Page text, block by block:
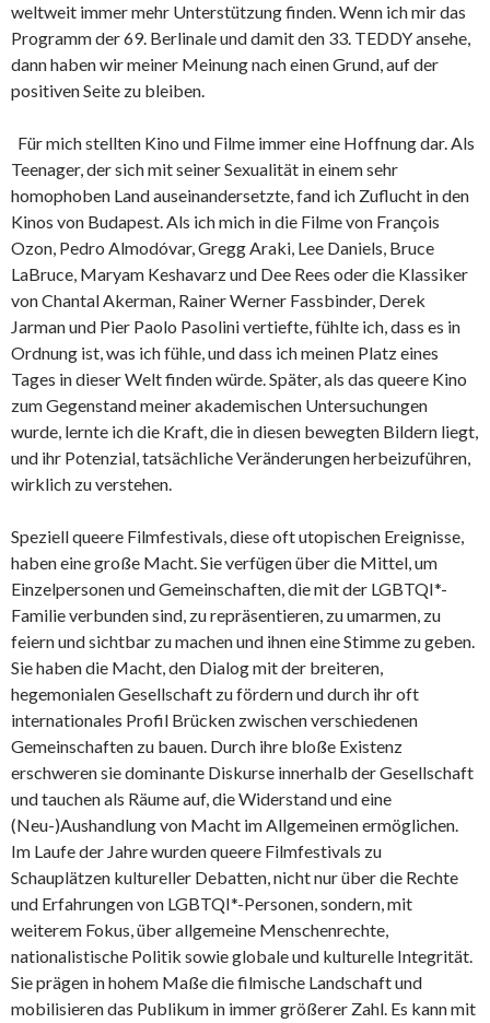
weltweit immer mehr Unterstützung finden. Wenn ich mir das
Programm der 69. Berlinale und damit den 33. TEDDY ansehe,
dann haben wir meiner Meinung nach einen Grund, auf der
positiven Seite zu bleiben.
Für mich stellten Kino und Filme immer eine Hoffnung dar. Als
Teenager, der sich mit seiner Sexualität in einem sehr
homophoben Land auseinandersetzte, fand ich Zuflucht in den
Kinos von Budapest. Als ich mich in die Filme von François
Ozon, Pedro Almodóvar, Gregg Araki, Lee Daniels, Bruce
LaBruce, Maryam Keshavarz und Dee Rees oder die Klassiker
von Chantal Akerman, Rainer Werner Fassbinder, Derek
Jarman und Pier Paolo Pasolini vertiefte, fühlte ich, dass es in
Ordnung ist, was ich fühle, und dass ich meinen Platz eines
Tages in dieser Welt finden würde. Später, als das queere Kino
zum Gegenstand meiner akademischen Untersuchungen
wurde, lernte ich die Kraft, die in diesen bewegten Bildern liegt,
und ihr Potenzial, tatsächliche Veränderungen herbeizuführen,
wirklich zu verstehen.
Speziell queere Filmfestivals, diese oft utopischen Ereignisse,
haben eine große Macht. Sie verfügen über die Mittel, um
Einzelpersonen und Gemeinschaften, die mit der LGBTQI*-
Familie verbunden sind, zu repräsentieren, zu umarmen, zu
feiern und sichtbar zu machen und ihnen eine Stimme zu geben.
Sie haben die Macht, den Dialog mit der breiteren,
hegemonialen Gesellschaft zu fördern und durch ihr oft
internationales Profil Brücken zwischen verschiedenen
Gemeinschaften zu bauen. Durch ihre bloße Existenz
erschweren sie dominante Diskurse innerhalb der Gesellschaft
und tauchen als Räume auf, die Widerstand und eine
(Neu-)Aushandlung von Macht im Allgemeinen ermöglichen.
Im Laufe der Jahre wurden queere Filmfestivals zu
Schauplätzen kultureller Debatten, nicht nur über die Rechte
und Erfahrungen von LGBTQI*-Personen, sondern, mit
weiterem Fokus, über allgemeine Menschenrechte,
nationalistische Politik sowie globale und kulturelle Integrität.
Sie prägen in hohem Maße die filmische Landschaft und
mobilisieren das Publikum in immer größerer Zahl. Es kann mit